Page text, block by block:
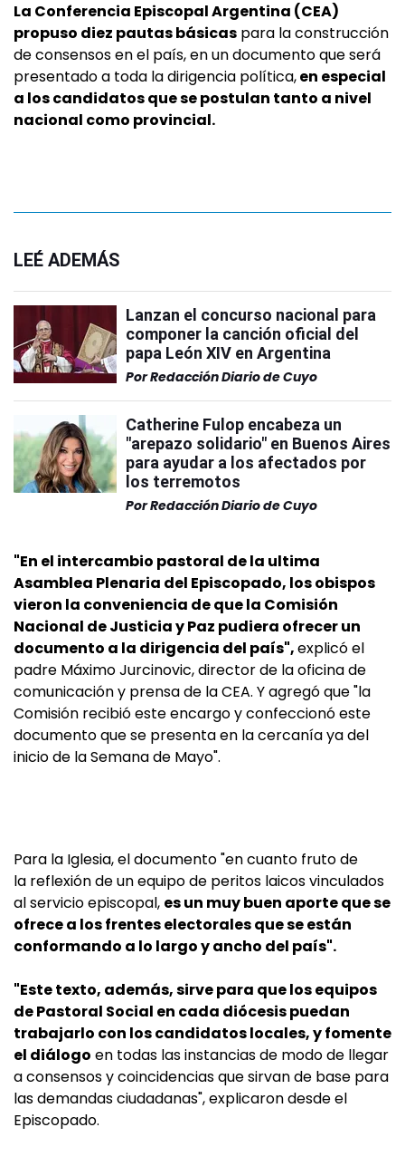
La Conferencia Episcopal Argentina (CEA)
propuso diez pautas básicas para la construcción
de consensos en el país, en un documento que será
presentado a toda la dirigencia política,en especial
a los candidatos que se postulan tanto a nivel
nacional como provincial.
LEÉ ADEMÁS
Lanzan el concurso nacional para
componer la canción oficial del
papa León XIV en Argentina
PorRedacción Diario de Cuyo
Catherine Fulop encabeza un
"arepazo solidario" en Buenos Aires
para ayudar a los afectados por
los terremotos
PorRedacción Diario de Cuyo
"En el intercambio pastoral de la ultima
Asamblea Plenaria del Episcopado, los obispos
vieron la conveniencia de que la Comisión
Nacional de Justicia y Paz pudiera ofrecer un
documento a la dirigencia del país",explicó el
padre Máximo Jurcinovic, director de la oficina de
comunicación y prensa de la CEA. Y agregó que "la
Comisión recibió este encargo y confeccionó este
documento que se presenta en la cercanía ya del
inicio de la Semana de Mayo".
Para la Iglesia, el documento "en cuanto fruto de
la reflexión de un equipo de peritos laicos vinculados
al servicio episcopal, es un muy buen aporte que se
ofrece a los frentes electorales que se están
conformando a lo largo y ancho del país".
"Este texto, además, sirve para que los equipos
de Pastoral Social en cada diócesis puedan
trabajarlo con los candidatos locales, y fomente
el diálogo en todas las instancias de modo de llegar
a consensos y coincidencias que sirvan de base para
las demandas ciudadanas", explicaron desde el
Episcopado.